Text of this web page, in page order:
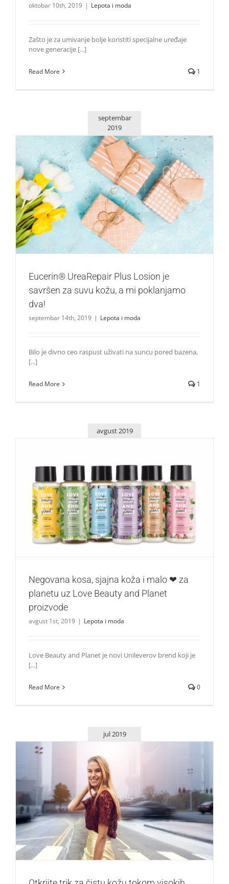
oktobar 10th, 2019 | Lepota i moda
Zašto je za umivanje bolje koristiti specijalne uređaje
nove generacije [...]
Read More 1
septembar
2019
Eucerin® UreaRepair Plus Losion je savršen za suvu kožu,
a mi poklanjamo dva!
Lepota i moda
Eucerin® UreaRepair Plus Losion je
savršen za suvu kožu, a mi poklanjamo
dva!
septembar 14th, 2019 | Lepota i moda
Bilo je divno ceo raspust uživati na suncu pored bazena,
[...]
Read More 1
avgust 2019
Negovana kosa, sjajna koža i malo ❤ za planetu uz Love
Beauty and Planet proizvode
Lepota i moda
Negovana kosa, sjajna koža i malo ❤ za
planetu uz Love Beauty and Planet
proizvode
avgust 1st, 2019 | Lepota i moda
Love Beauty and Planet je novi Unileverov brend koji je
[...]
Read More 0
jul 2019
Otkrijte trik za čistu kožu tokom visokih temperatura
Lepota i moda